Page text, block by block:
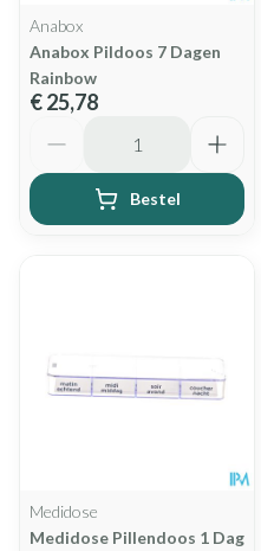
Anabox
Anabox Pildoos 7 Dagen
Rainbow
€ 25,78
Bestel
Medidose
Medidose Pillendoos 1 Dag